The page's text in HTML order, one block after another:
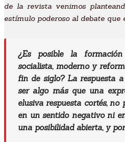
de la revista venimos
estímulo poderoso al debate que
¿Es posible la
socialista, moderno y
fin de siglo? La respuesta
ser algo más que una
elusiva respuesta cortés, no
en un sentido negativo ni
una posibilidad abierta, y